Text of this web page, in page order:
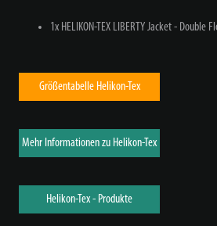
1x HELIKON-TEX LIBERTY Jacket - Double
Größentabelle Helikon-Tex
Mehr Informationen zu Helikon-Tex
Helikon-Tex - Produkte